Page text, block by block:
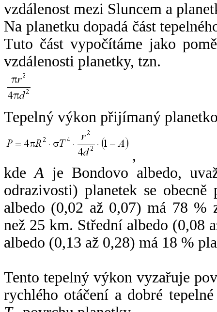
vzdálenost mezi Sluncem a
Na planetku dopadá část
Tuto část vypočítáme jako
vzdálenosti planetky, tzn.
Tepelný výkon přijímaný
,
kdeA je Bondovo albedo,
odrazivosti) planetek se
albedo (0,02 až 0,07) má 78 %
než 25 km. Střední albedo (0,08
albedo (0,13 až 0,28) má 18 %
Tento tepelný výkon vyzařuje
rychlého otáčení a dobré